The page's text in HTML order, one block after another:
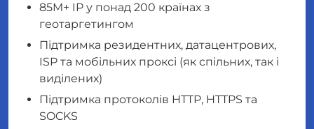
85M+ IP у понад 200 країнах з
геотаргетингом
Підтримка резидентних, датацентрових,
ISP та мобільних проксі (як спільних, так і
виділених)
Підтримка протоколів HTTP, HTTPS та
SOCKS